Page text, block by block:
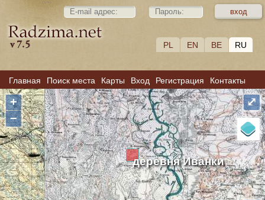
PL EN BE RU
Главная Поиск места Карты Вход Регистрация Контакты
деревня Иванки
+
−
⤢